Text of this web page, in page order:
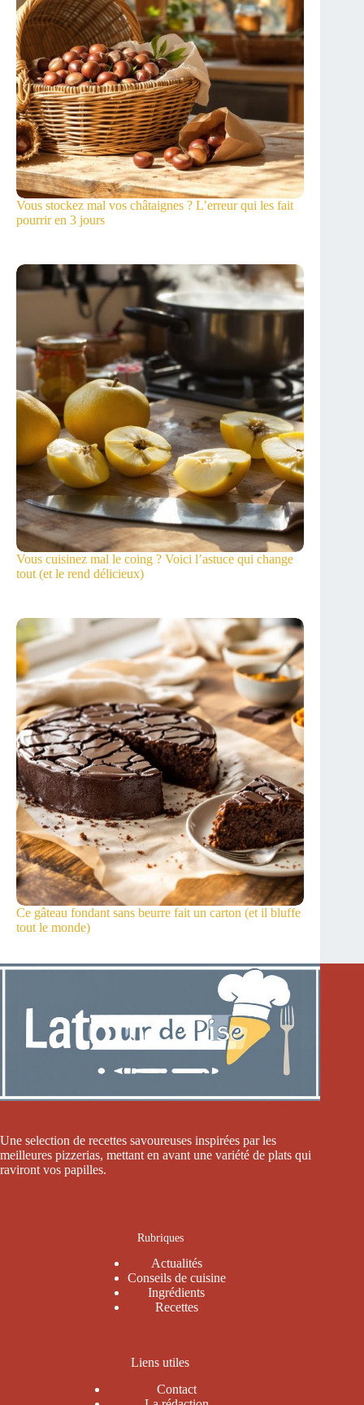
Vous stockez mal vos châtaignes ? L’erreur qui les fait
pourrir en 3 jours
Vous cuisinez mal le coing ? Voici l’astuce qui change
tout (et le rend délicieux)
Ce gâteau fondant sans beurre fait un carton (et il bluffe
tout le monde)
Une selection de recettes savoureuses inspirées par les
meilleures pizzerias, mettant en avant une variété de plats qui
raviront vos papilles.
Rubriques
Actualités
Conseils de cuisine
Ingrédients
Recettes
Liens utiles
Contact